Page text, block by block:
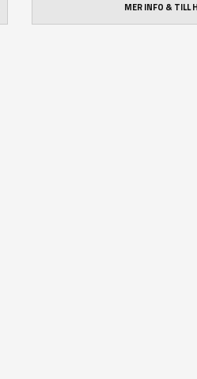
MER INFO & TILL